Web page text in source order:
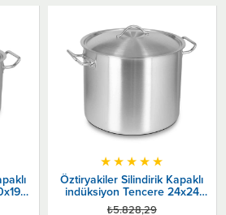
Öztiryakiler Silindirik Kapaklı
indüksiyon Tencere 24x24
Cm
★★★★★
₺5.828,29